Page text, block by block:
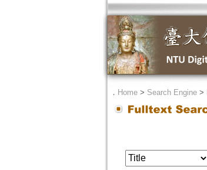
． Home> Search Engine>